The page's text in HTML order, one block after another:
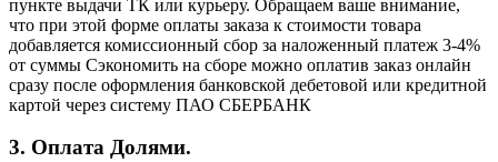
пункте выдачи ТК или курьеру. Обращаем ваше внимание,
что при этой форме оплаты заказа к стоимости товара
добавляется комиссионный сбор за наложенный платеж 3-4%
от суммы Сэкономить на сборе можно оплатив заказ онлайн
сразу после оформления банковской дебетовой или кредитной
картой через систему ПАО СБЕРБАНК
3. Оплата Долями.